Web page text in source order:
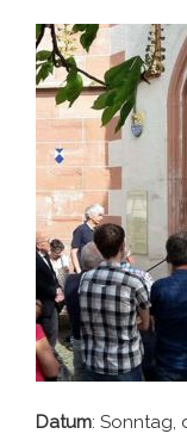
Datum: Sonntag,